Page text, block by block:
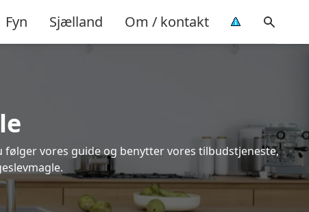
Fyn Sjælland Om / kontakt
vores guide og benytter vores tilbudstjeneste,